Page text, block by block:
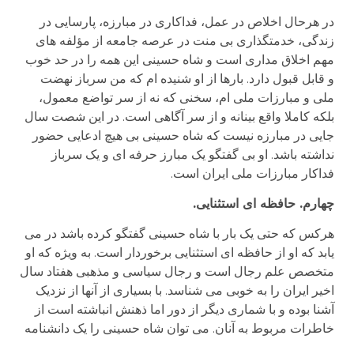
در هرحال اخلاص در عمل، فداکاری در مبارزه، پارسایی در
زندگی، خدمتگذاری بی منت در عرصه جامعه از مؤلفه های
مهم اخلاق مداری است و شاه حسینی این همه را در حد خوب
و قابل قبول دارد. بارها از او شنیده ام که من سرباز نهضت
ملی و مبارزات ملی ام، سخنی که نه از سر تواضع معمول،
بلکه کاملا واقع بینانه و از سر آگاهی است. در این شصت سال
جایی در مبارزه نیست که شاه حسینی بی هیچ ادعایی حضور
نداشته باشد. او بی گفتگو یک مبارز حرفه ای و یک سرباز
فداکار مبارزات ملی ایران است.
چهارم. حافظه ای استثنایی.
هرکس که حتی یک بار با شاه حسینی گفتگو کرده باشد در می
یابد که او از حافظه ای استثنایی برخوردار است. به ویژه که او
متخصص علم رجال است و رجال سیاسی و مذهبی هفتاد سال
اخیر ایران را به خوبی می شناسد. با بسیاری از آنها از نزدیک
آشنا بوده و با شماری دیگر از دور اما ذهنش انباشته است از
خاطرات مربوط به آنان. می توان شاه حسینی را یک دانشنامه